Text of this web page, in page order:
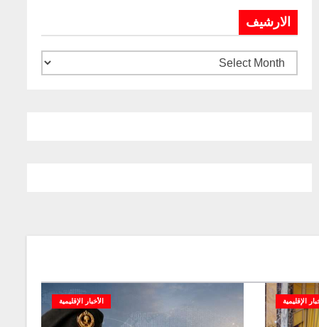
الارشيف
الإقليمية الأخبار الإقليمية